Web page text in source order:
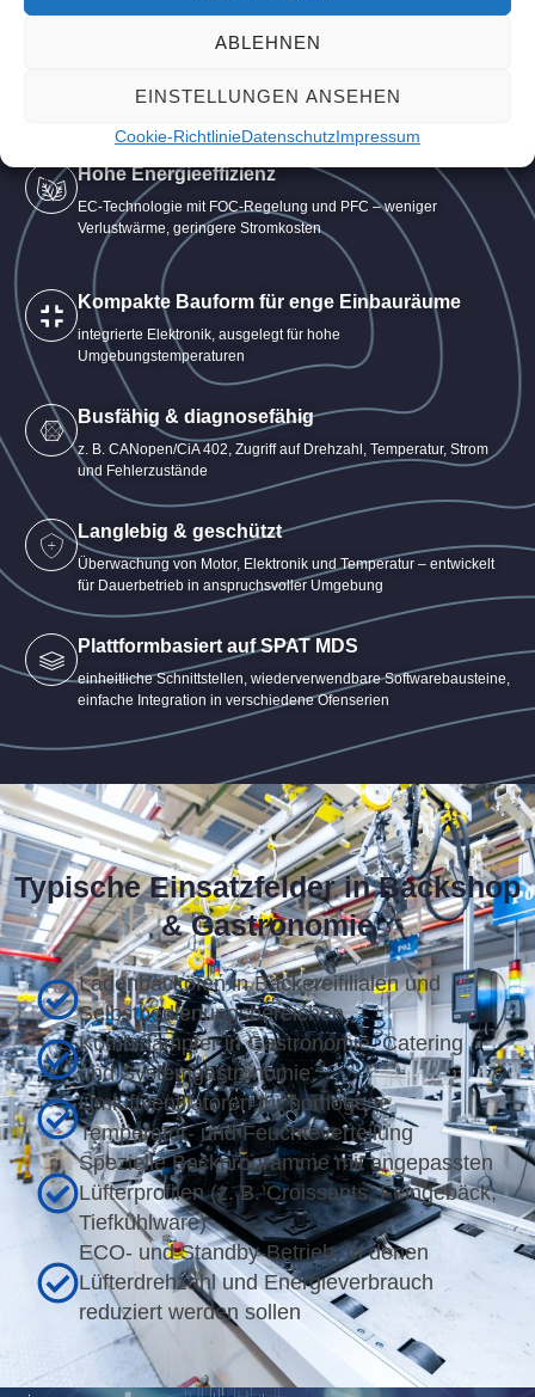
ABLEHNEN
EINSTELLUNGEN ANSEHEN
Cookie-RichtlinieDatenschutzImpressum
Drehzahl- und Lüfterprofile exakt an das Backprogramm
Hohe Energieeffizienz
EC-Technologie mit FOC-Regelung und PFC – weniger
Verlustwärme, geringere Stromkosten
Kompakte Bauform für enge Einbauräume
integrierte Elektronik, ausgelegt für hohe
Umgebungstemperaturen
Busfähig & diagnosefähig
z. B. CANopen/CiA 402, Zugriff auf Drehzahl, Temperatur, Strom
und Fehlerzustände
Langlebig & geschützt
Überwachung von Motor, Elektronik und Temperatur – entwickelt
für Dauerbetrieb in anspruchsvoller Umgebung
Plattformbasiert auf SPAT MDS
einheitliche Schnittstellen, wiederverwendbare Softwarebausteine,
einfache Integration in verschiedene Ofenserien
Typische Einsatzfelder in Backshop
& Gastronomie
Ladenbacköfen in Bäckereifilialen und
Selbstbedienungsbereichen
Kombidämpfer in Gastronomie, Catering
und Systemgastronomie
Umluftventilatoren für homogene
Temperatur- und Feuchteverteilung
Spezielle Backprogramme mit angepassten
Lüfterprofilen (z. B. Croissants, Feingebäck,
Tiefkühlware)
ECO- und Standby-Betrieb, in denen
Lüfterdrehzahl und Energieverbrauch
reduziert werden sollen